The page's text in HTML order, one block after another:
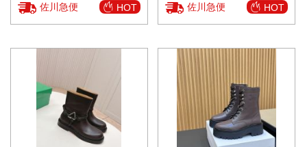
佐川急便 HOT 佐川急便 HOT